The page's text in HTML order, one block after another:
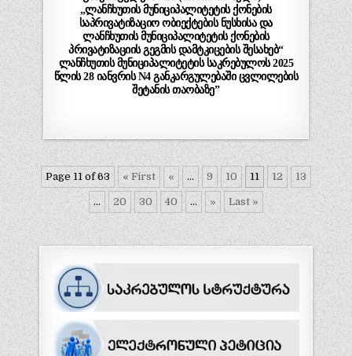
„ლანჩხუთის მუნიციპალიტეტის ქონების
საპრივატიზაციო ობიექტების ნუსხისა და
ლანჩხუთის მუნიციპალიტეტის ქონების
პრივატიზაციის გეგმის დამტკიცების შესახებ“
ლანჩხუთის მუნიციპალიტეტის საკრებულოს 2025
წლის 28 იანვრის N4 განკარგულებაში ცვლილების
შეტანის თაობაზე”
Page 11 of 63 « First « ... 9 10 11 12 13
... 20 30 40 ... » Last »